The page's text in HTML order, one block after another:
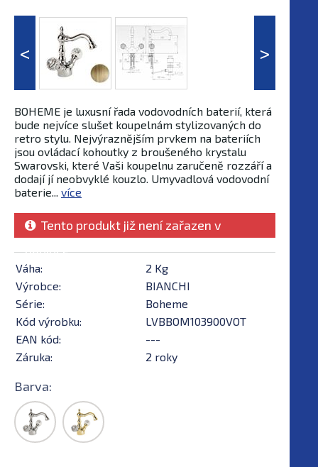
BOHEME je luxusní řada vodovodních baterií, která
bude nejvíce slušet koupelnám stylizovaných do
retro stylu. Nejvýraznějším prvkem na bateriích
jsou ovládací kohoutky z broušeného krystalu
Swarovski, které Vaši koupelnu zaručeně rozzáří a
dodají jí neobvyklé kouzlo. Umyvadlová vodovodní
baterie... více
Tento produkt již není zařazen v
nabídce
Váha:
2 Kg
Výrobce:
BIANCHI
Série:
Boheme
Kód výrobku:
LVBBOM103900VOT
EAN kód:
---
Záruka:
2 roky
Barva: